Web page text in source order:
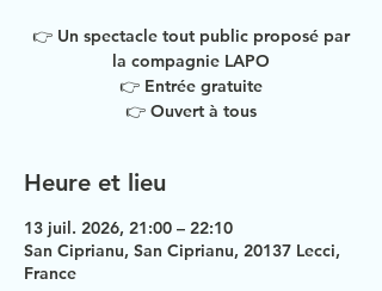
👉 Un spectacle tout public proposé par
la compagnie LAPO
👉 Entrée gratuite
👉 Ouvert à tous
Heure et lieu
13 juil. 2026, 21:00 – 22:10
San Ciprianu, San Ciprianu, 20137 Lecci,
France